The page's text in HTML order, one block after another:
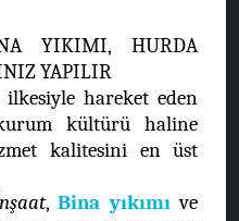
YIKIMI, HURDA
YAPILIR
hareket eden
kültürü haline
kalitesini en üst
,Bina yıkımıve